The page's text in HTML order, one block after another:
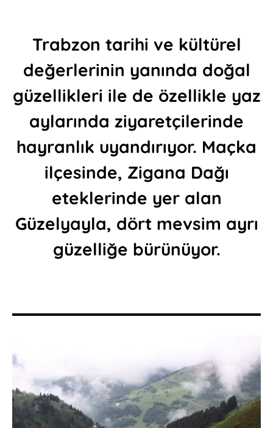
Trabzon tarihi ve kültürel
değerlerinin yanında doğal
güzellikleri ile de özellikle yaz
aylarında ziyaretçilerinde
hayranlık uyandırıyor. Maçka
ilçesinde, Zigana Dağı
eteklerinde yer alan
Güzelyayla, dört mevsim ayrı
güzelliğe bürünüyor.